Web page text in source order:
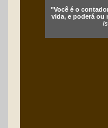
"Você é o
vida, e poderá ou